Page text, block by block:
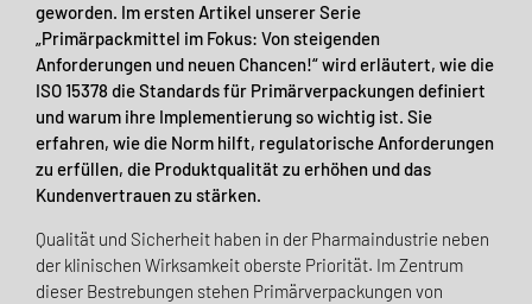
geworden. Im ersten Artikel unserer Serie
„Primärpackmittel im Fokus: Von steigenden
Anforderungen und neuen Chancen!“ wird erläutert, wie die
ISO 15378 die Standards für Primärverpackungen definiert
und warum ihre Implementierung so wichtig ist. Sie
erfahren, wie die Norm hilft, regulatorische Anforderungen
zu erfüllen, die Produktqualität zu erhöhen und das
Kundenvertrauen zu stärken.
Qualität und Sicherheit haben in der Pharmaindustrie neben
der klinischen Wirksamkeit oberste Priorität. Im Zentrum
dieser Bestrebungen stehen Primärverpackungen von